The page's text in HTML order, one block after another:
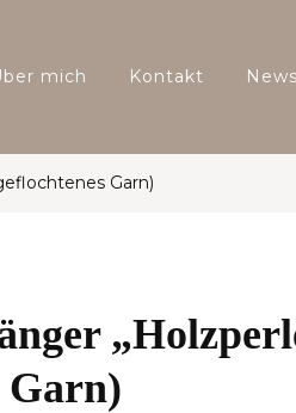
mich Kontakt
Garn)
Garn)